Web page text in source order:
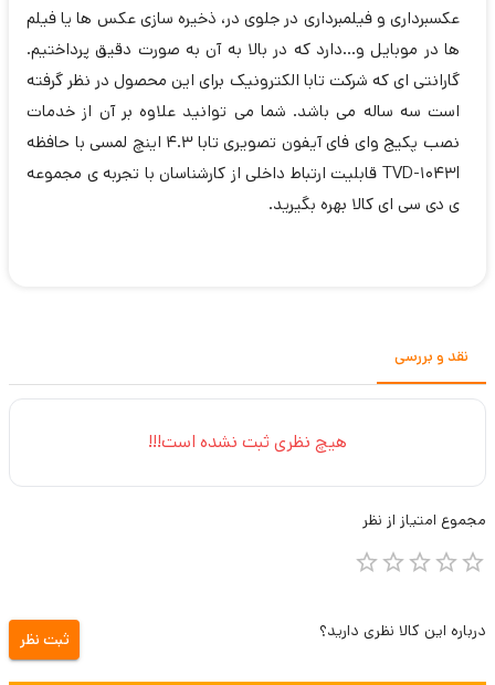
عکسبرداری و فیلمبرداری در جلوی در، ذخیره سازی عکس ها یا فیلم
ها در موبایل و...دارد که در بالا به آن به صورت دقیق پرداختیم.
گارانتی ای که شرکت تابا الکترونیک برای این محصول در نظر گرفته
است سه ساله می باشد. شما می توانید علاوه بر آن از خدمات
نصب پکیج وای فای آیفون تصویری تابا 4.3 اینچ لمسی با حافظه
TVD-1043I قابلیت ارتباط داخلی از کارشناسان با تجربه ی مجموعه
ی دی سی ای کالا بهره بگیرید.
نقد و بررسی
مجموع امتیاز از نظر
درباره این کالا نظری دارید؟ ثبت نظر
هیچ نظری ثبت نشده است!!!